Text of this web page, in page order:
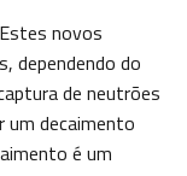
novos
dependendo do
de neutrões
um decaimento
é um